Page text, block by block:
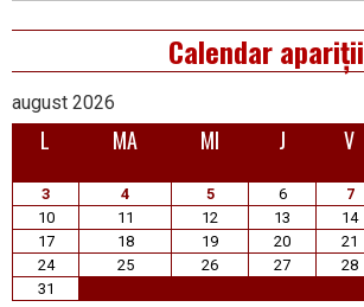
Calendar apariții
august 2026
L MA MI J V
3
4 5 6 7
10
11 12 13 14
17
18 19 20 21
24
25 26 27 28
31